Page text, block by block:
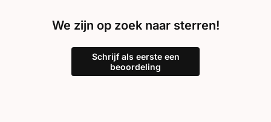
We zijn op zoek naar sterren!
Schrijf als eerste een
beoordeling